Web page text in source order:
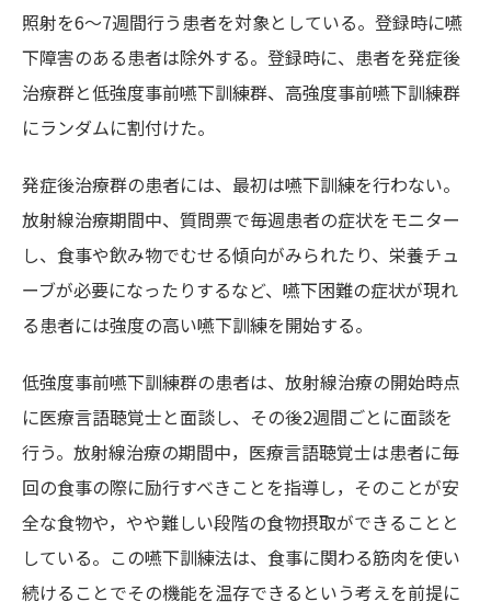
照射を6～7週間行う患者を対象としている。登録時に嚥
下障害のある患者は除外する。登録時に、患者を発症後
治療群と低強度事前嚥下訓練群、高強度事前嚥下訓練群
にランダムに割付けた。
発症後治療群の患者には、最初は嚥下訓練を行わない。
放射線治療期間中、質問票で毎週患者の症状をモニター
し、食事や飲み物でむせる傾向がみられたり、栄養チュ
ーブが必要になったりするなど、嚥下困難の症状が現れ
る患者には強度の高い嚥下訓練を開始する。
低強度事前嚥下訓練群の患者は、放射線治療の開始時点
に医療言語聴覚士と面談し、その後2週間ごとに面談を
行う。放射線治療の期間中，医療言語聴覚士は患者に毎
回の食事の際に励行すべきことを指導し，そのことが安
全な食物や，やや難しい段階の食物摂取ができることと
している。この嚥下訓練法は、食事に関わる筋肉を使い
続けることでその機能を温存できるという考えを前提に